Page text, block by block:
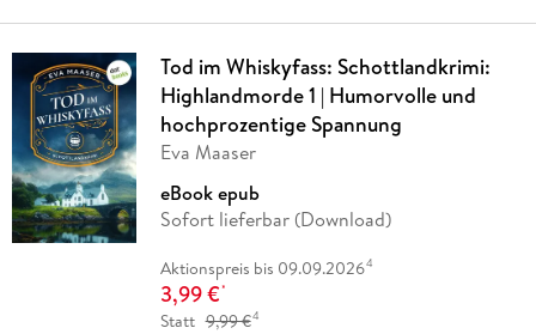
Tod im Whiskyfass: Schottlandkrimi:
Highlandmorde 1 | Humorvolle und
hochprozentige Spannung
Eva Maaser
eBook epub
Sofort lieferbar (Download)
Aktionspreis bis 09.09.20264
3,99 €*
Statt 9,99 €4